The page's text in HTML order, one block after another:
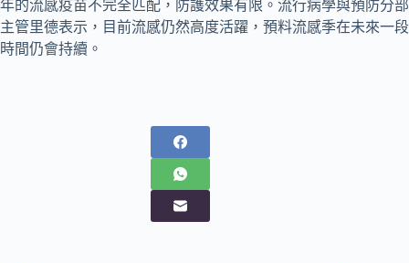
年的流感疫苗不完全匹配，防護效果有限。流行病學與預防分部
主管里德表示，目前流感仍然高度活躍，預料流感季在未來一段
時間仍會持續。